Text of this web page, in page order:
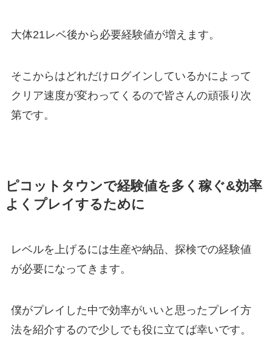
大体21レベ後から必要経験値が増えます。
そこからはどれだけログインしているかによって
クリア速度が変わってくるので皆さんの頑張り次
第です。
ピコットタウンで経験値を多く稼ぐ&効率
よくプレイするために
レベルを上げるには生産や納品、探検での経験値
が必要になってきます。
僕がプレイした中で効率がいいと思ったプレイ方
法を紹介するので少しでも役に立てば幸いです。